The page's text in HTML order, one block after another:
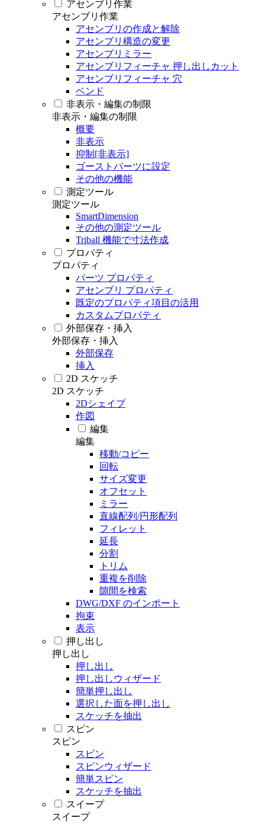
アセンブリ作業
アセンブリ作業
アセンブリの作成と解除
アセンブリ構造の変更
アセンブリミラー
アセンブリフィーチャ 押し出しカット
アセンブリフィーチャ 穴
ベンド
非表示・編集の制限
非表示・編集の制限
概要
非表示
抑制[非表示]
ゴーストパーツに設定
その他の機能
測定ツール
測定ツール
SmartDimension
その他の測定ツール
Triball 機能で寸法作成
プロパティ
プロパティ
パーツ プロパティ
アセンブリ プロパティ
既定のプロパティ項目の活用
カスタムプロパティ
外部保存・挿入
外部保存・挿入
外部保存
挿入
2D スケッチ
2D スケッチ
2Dシェイプ
作図
編集
編集
移動/コピー
回転
サイズ変更
オフセット
ミラー
直線配列/円形配列
フィレット
延長
分割
トリム
重複を削除
隙間を検索
DWG/DXF のインポート
拘束
表示
押し出し
押し出し
押し出し
押し出しウィザード
簡単押し出し
選択した面を押し出し
スケッチを抽出
スピン
スピン
スピン
スピンウィザード
簡単スピン
スケッチを抽出
スイープ
スイープ